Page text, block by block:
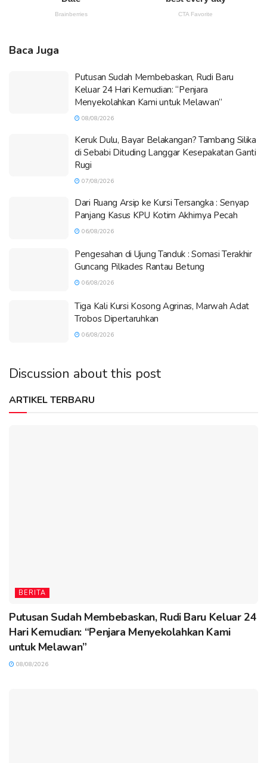
Baca Juga
Putusan Sudah Membebaskan, Rudi Baru
Keluar 24 Hari Kemudian: “Penjara
Menyekolahkan Kami untuk Melawan”
08/08/2026
Keruk Dulu, Bayar Belakangan? Tambang Silika
di Sebabi Dituding Langgar Kesepakatan Ganti
Rugi
07/08/2026
Dari Ruang Arsip ke Kursi Tersangka : Senyap
Panjang Kasus KPU Kotim Akhirnya Pecah
06/08/2026
Pengesahan di Ujung Tanduk : Somasi Terakhir
Guncang Pilkades Rantau Betung
06/08/2026
Tiga Kali Kursi Kosong Agrinas, Marwah Adat
Trobos Dipertaruhkan
06/08/2026
Discussion about this post
ARTIKEL TERBARU
BERITA
Putusan Sudah Membebaskan, Rudi Baru Keluar 24
Hari Kemudian: “Penjara Menyekolahkan Kami
untuk Melawan”
08/08/2026